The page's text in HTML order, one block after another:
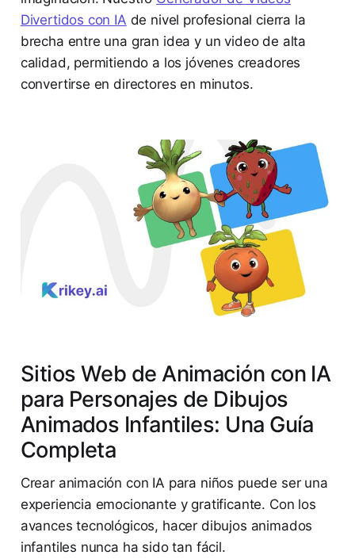
Divertidos con IA de nivel profesional cierra la
brecha entre una gran idea y un video de alta
calidad, permitiendo a los jóvenes creadores
convertirse en directores en minutos.
Sitios Web de Animación con IA
para Personajes de Dibujos
Animados Infantiles: Una Guía
Completa
Crear animación con IA para niños puede ser una
experiencia emocionante y gratificante. Con los
avances tecnológicos, hacer dibujos animados
infantiles nunca ha sido tan fácil.